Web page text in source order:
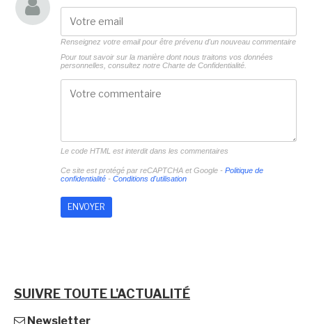
Renseignez votre email pour être prévenu d'un nouveau commentaire
Pour tout savoir sur la manière dont nous traitons vos données
personnelles, consultez notre Charte de Confidentialité.
Le code HTML est interdit dans les commentaires
Ce site est protégé par reCAPTCHA et Google - Politique de
confidentialité- Conditions d'utilisation
SUIVRE TOUTE L'ACTUALITÉ
Newsletter